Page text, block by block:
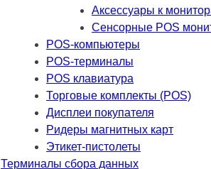
Аксессуары к
Сенсорные POS
POS-компьютеры
POS-терминалы
POS клавиатура
Торговые комплекты (POS)
Дисплеи покупателя
Ридеры магнитных карт
Этикет-пистолеты
Терминалы сбора данных